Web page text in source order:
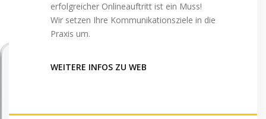
erfolgreicher Onlineauftritt ist ein Muss!
Wir setzen Ihre Kommunikationsziele in die
Praxis um.
WEITERE INFOS ZU WEB